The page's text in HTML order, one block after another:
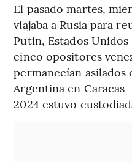
El pasado martes,
viajaba a Rusia para
Putin, Estados
cinco opositores
permanecían asilados
Argentina en Caracas
2024 estuvo